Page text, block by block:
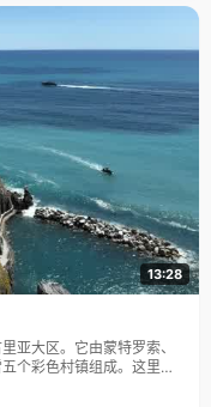
13:28
亚大区。它由蒙特罗索、
个彩色村镇组成。这里依
产。